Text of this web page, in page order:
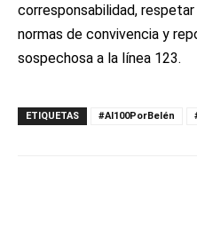
corresponsabilidad, respetar
normas de convivencia y
sospechosa a la línea 123.
ETIQUETAS #Al100PorBelén